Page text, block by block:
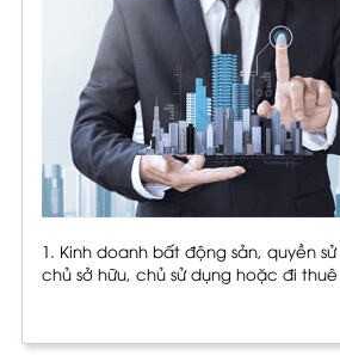
1. Kinh doanh bất động sản, quyền
chủ sở hữu, chủ sử dụng hoặc đi thuê